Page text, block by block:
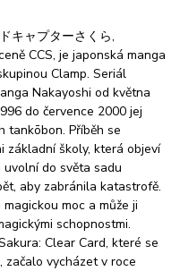
キャプターさくら,
CCS, je japonská manga
Clamp. Seriál
Nakayoshi od května
do července 2000 jej
tankōbon. Příběh se
základní školy, která objeví
do světa sadu
aby zabránila katastrofě.
moc a může ji
schopnostmi.
Clear Card, které se
začalo vycházet v roce